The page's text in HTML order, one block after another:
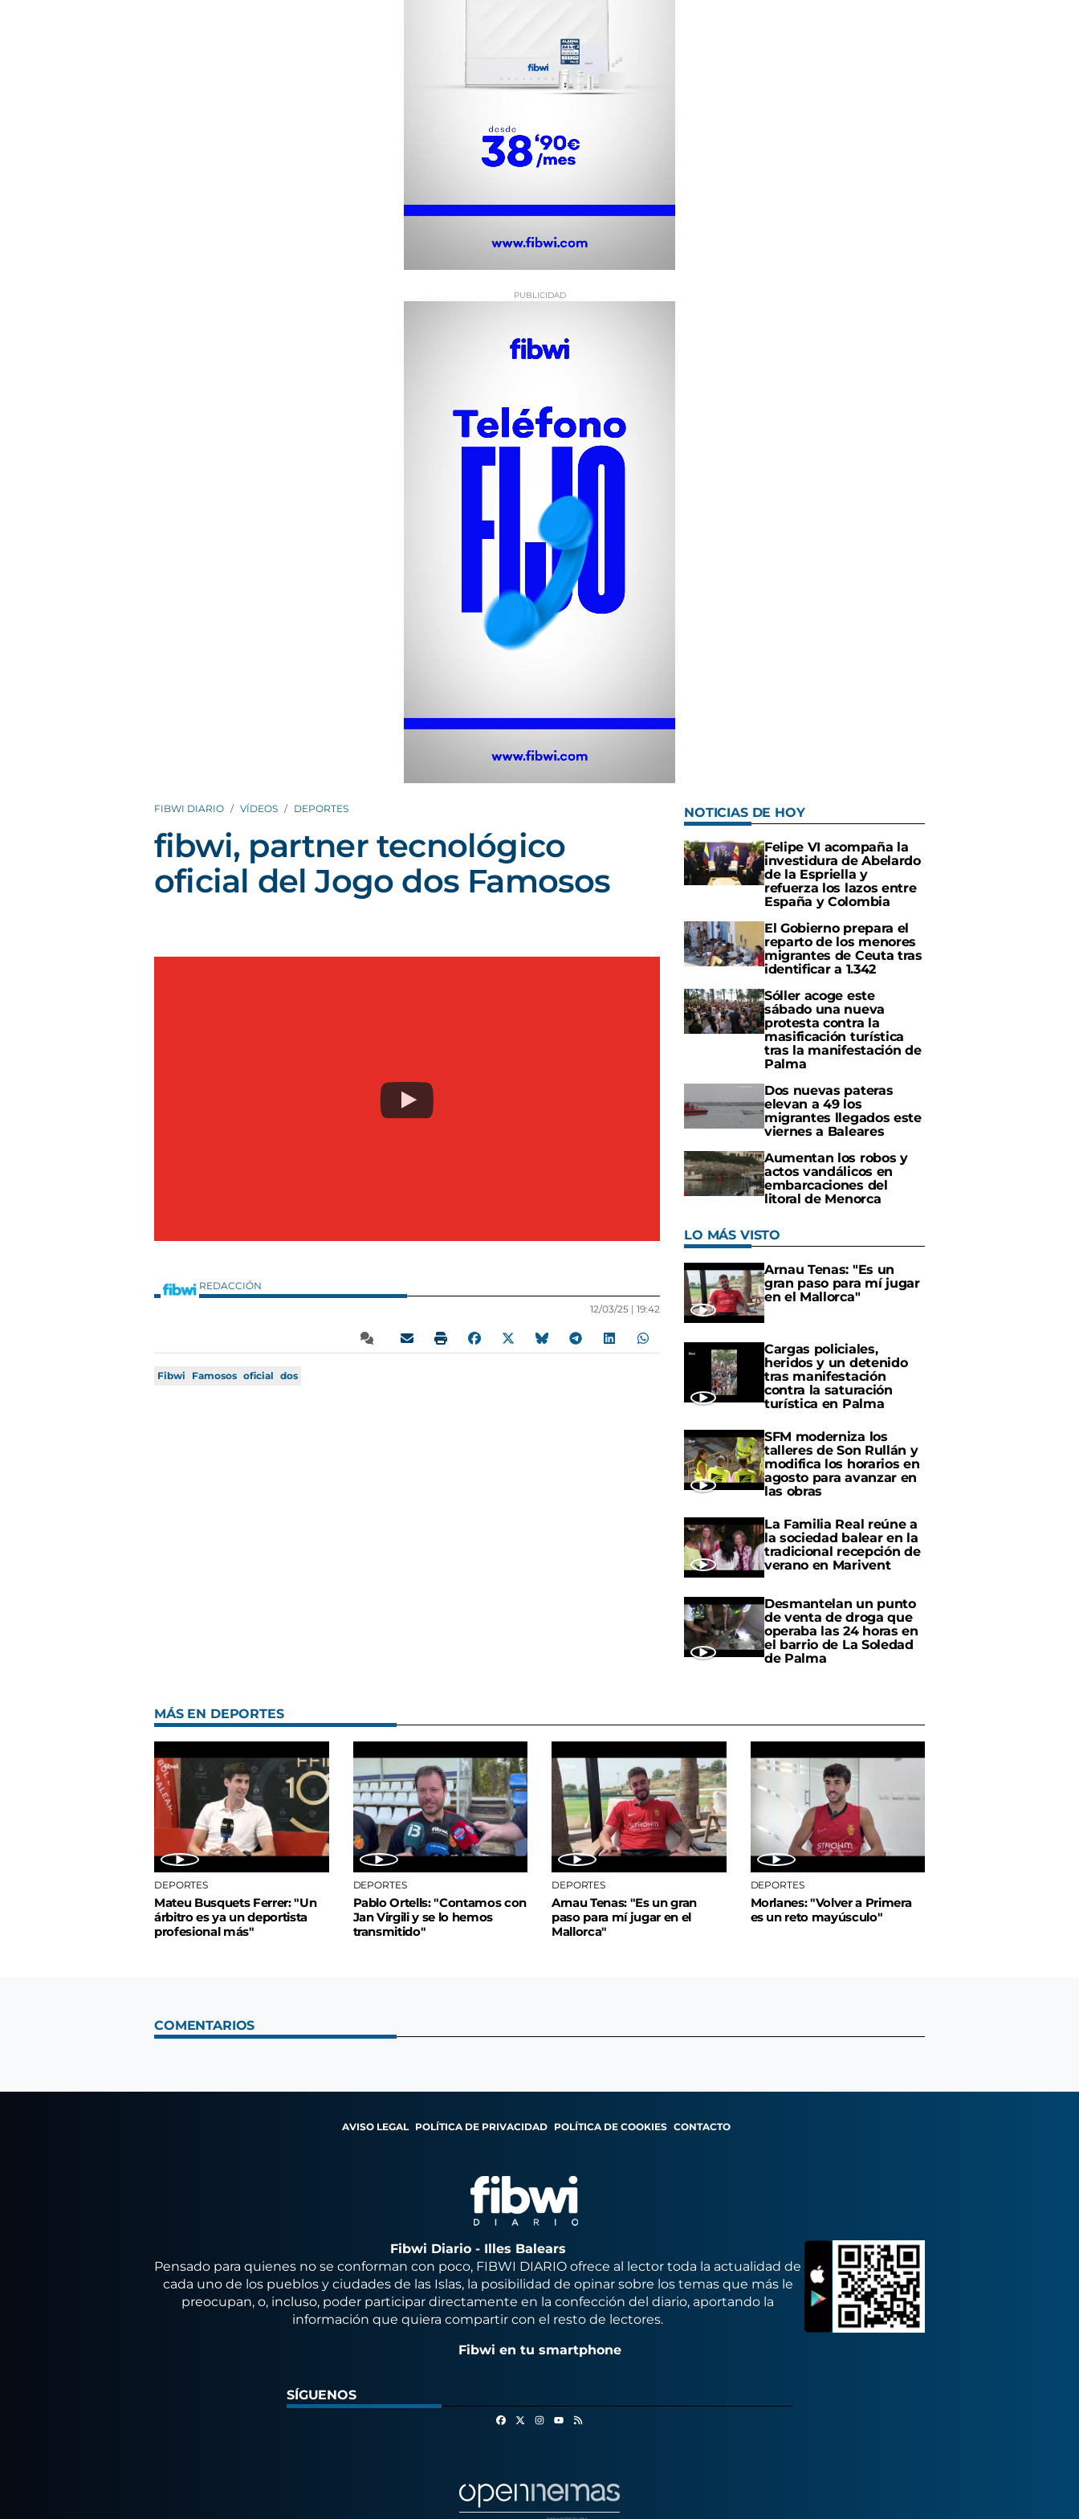
FIBWI DIARIO VÍDEOS DEPORTES
fibwi, partner tecnológico
oficial del Jogo dos Famosos
REDACCIÓN
12/03/25 | 19:42
Fibwi Famosos oficial dos
NOTICIAS DE HOY
Felipe VI acompaña la
investidura de Abelardo
de la Espriella y
refuerza los lazos entre
España y Colombia
El Gobierno prepara el
reparto de los menores
migrantes de Ceuta tras
identificar a 1.342
Sóller acoge este
sábado una nueva
protesta contra la
masificación turística
tras la manifestación de
Palma
Dos nuevas pateras
elevan a 49 los
migrantes llegados este
viernes a Baleares
Aumentan los robos y
actos vandálicos en
embarcaciones del
litoral de Menorca
LO MÁS VISTO
Arnau Tenas: "Es un
gran paso para mí jugar
en el Mallorca"
Cargas policiales,
heridos y un detenido
tras manifestación
contra la saturación
turística en Palma
SFM moderniza los
talleres de Son Rullán y
modifica los horarios en
agosto para avanzar en
las obras
La Familia Real reúne a
la sociedad balear en la
tradicional recepción de
verano en Marivent
Desmantelan un punto
de venta de droga que
operaba las 24 horas en
el barrio de La Soledad
de Palma
MÁS EN DEPORTES
DEPORTES
Mateu Busquets Ferrer: "Un
árbitro es ya un deportista
profesional más"
DEPORTES
Pablo Ortells: "Contamos con
Jan Virgili y se lo hemos
transmitido"
DEPORTES
Arnau Tenas: "Es un gran
paso para mí jugar en el
Mallorca"
DEPORTES
Morlanes: "Volver a Primera
es un reto mayúsculo"
COMENTARIOS
AVISO LEGAL POLÍTICA DE PRIVACIDAD POLÍTICA DE COOKIES CONTACTO
Fibwi Diario - Illes Balears
Pensado para quienes no se conforman con poco, FIBWI DIARIO ofrece al lector toda la actualidad de
cada uno de los pueblos y ciudades de las Islas, la posibilidad de opinar sobre los temas que más le
preocupan, o, incluso, poder participar directamente en la confección del diario, aportando la
información que quiera compartir con el resto de lectores.
Fibwi en tu smartphone
SÍGUENOS
FacebookInstagram